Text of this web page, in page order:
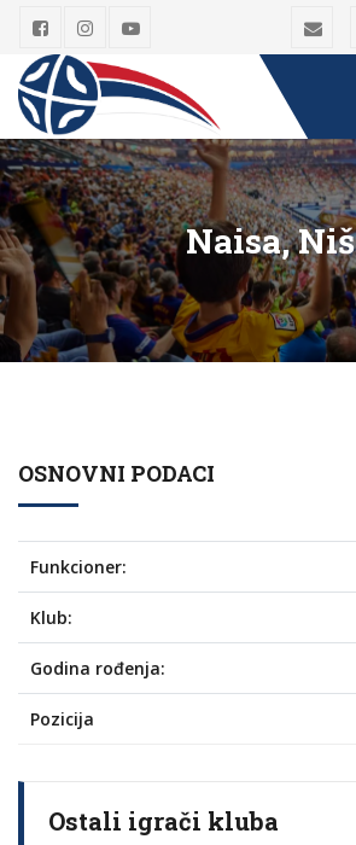
Naisa, Niš
OSNOVNI PODACI
Funkcioner:
Klub:
Godina rođenja:
Pozicija
Ostali igrači kluba